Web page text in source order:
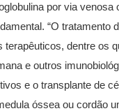
por via venosa
“O tratamento
terapêuticos, dentre os
e outros
e o transplante de
óssea ou cordão